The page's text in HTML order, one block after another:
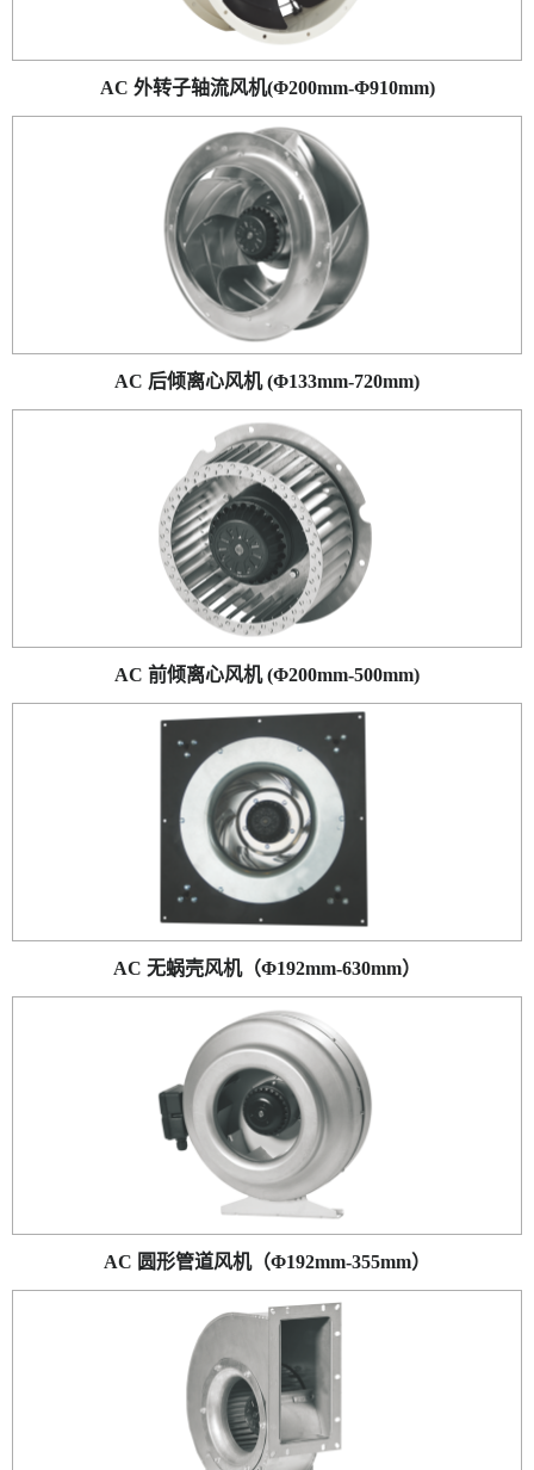
AC 外转子轴流风机(Φ200mm-Φ910mm)
AC 后倾离心风机 (Φ133mm-720mm)
AC 前倾离心风机 (Φ200mm-500mm)
AC 无蜗壳风机（Φ192mm-630mm）
AC 圆形管道风机（Φ192mm-355mm）